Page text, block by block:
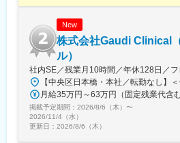
れられる
◇スタートアップらしいスピード感
急速に広げられる
◇海外パートナー訪問や国際学会へ
ローバルな実務経験を積める
◇石川を拠点としつつ、能力・役割
可能
変更の範囲：会社の定める業務
New
株式会社Gaudi Clinical
ル）
社内SE／残業月10時間／年休128日／
掲載予定期間： 2026/8/6（木） 〜
2026/11/4（水）
更新日： 2026/8/6（木）